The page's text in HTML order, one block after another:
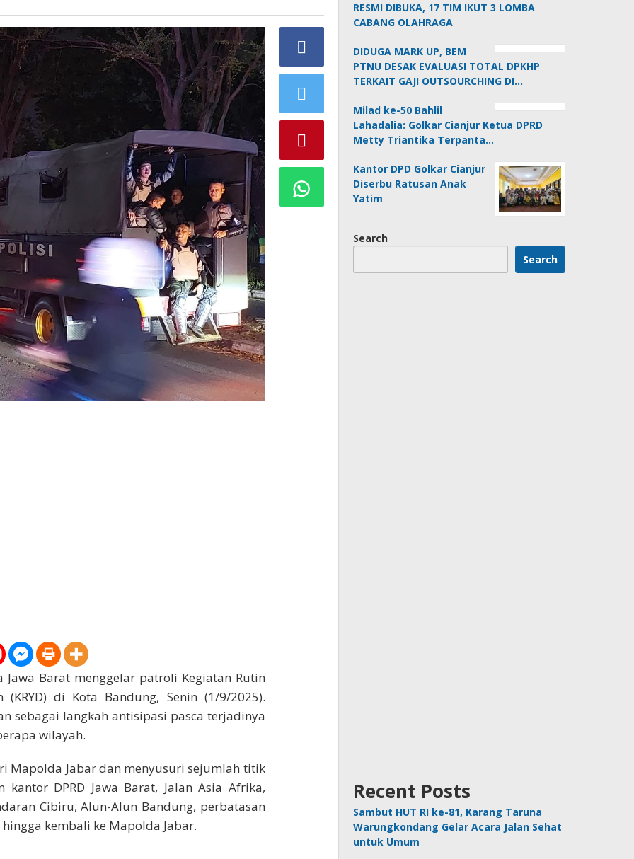
Jawa Barat menggelar patroli Kegiatan Rutin
(KRYD) di Kota Bandung, Senin (1/9/2025).
sebagai langkah antisipasi pasca terjadinya
wilayah.
Mapolda Jabar dan menyusuri sejumlah titik
kantor DPRD Jawa Barat, Jalan Asia Afrika,
Cibiru, Alun-Alun Bandung, perbatasan
kembali ke Mapolda Jabar.
RESMI DIBUKA, 17 TIM IKUT 3 LOMBA
CABANG OLAHRAGA
DIDUGA MARK UP, BEM
PTNU DESAK EVALUASI TOTAL DPKHP
TERKAIT GAJI OUTSOURCHING DI…
Milad ke-50 Bahlil
Lahadalia: Golkar Cianjur Ketua DPRD
Metty Triantika Terpanta…
Kantor DPD Golkar Cianjur
Diserbu Ratusan Anak
Yatim
Search
Search
Recent Posts
Sambut HUT RI ke-81, Karang Taruna
Warungkondang Gelar Acara Jalan Sehat
untuk Umum